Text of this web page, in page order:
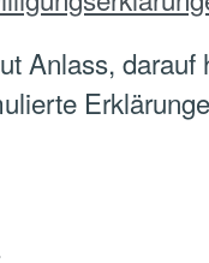
Anlass,